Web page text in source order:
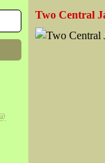
Two Central